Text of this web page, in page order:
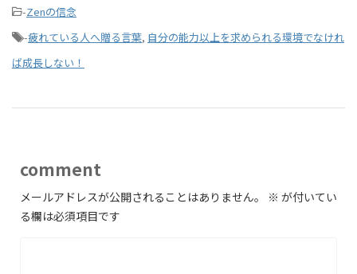
-Zenの信念
-疲れている人へ贈る言葉, 自分の能力以上を求められる環境でなけれ
ば成長しない！
comment
メールアドレスが公開されることはありません。 ※ が付いてい
る欄は必須項目です